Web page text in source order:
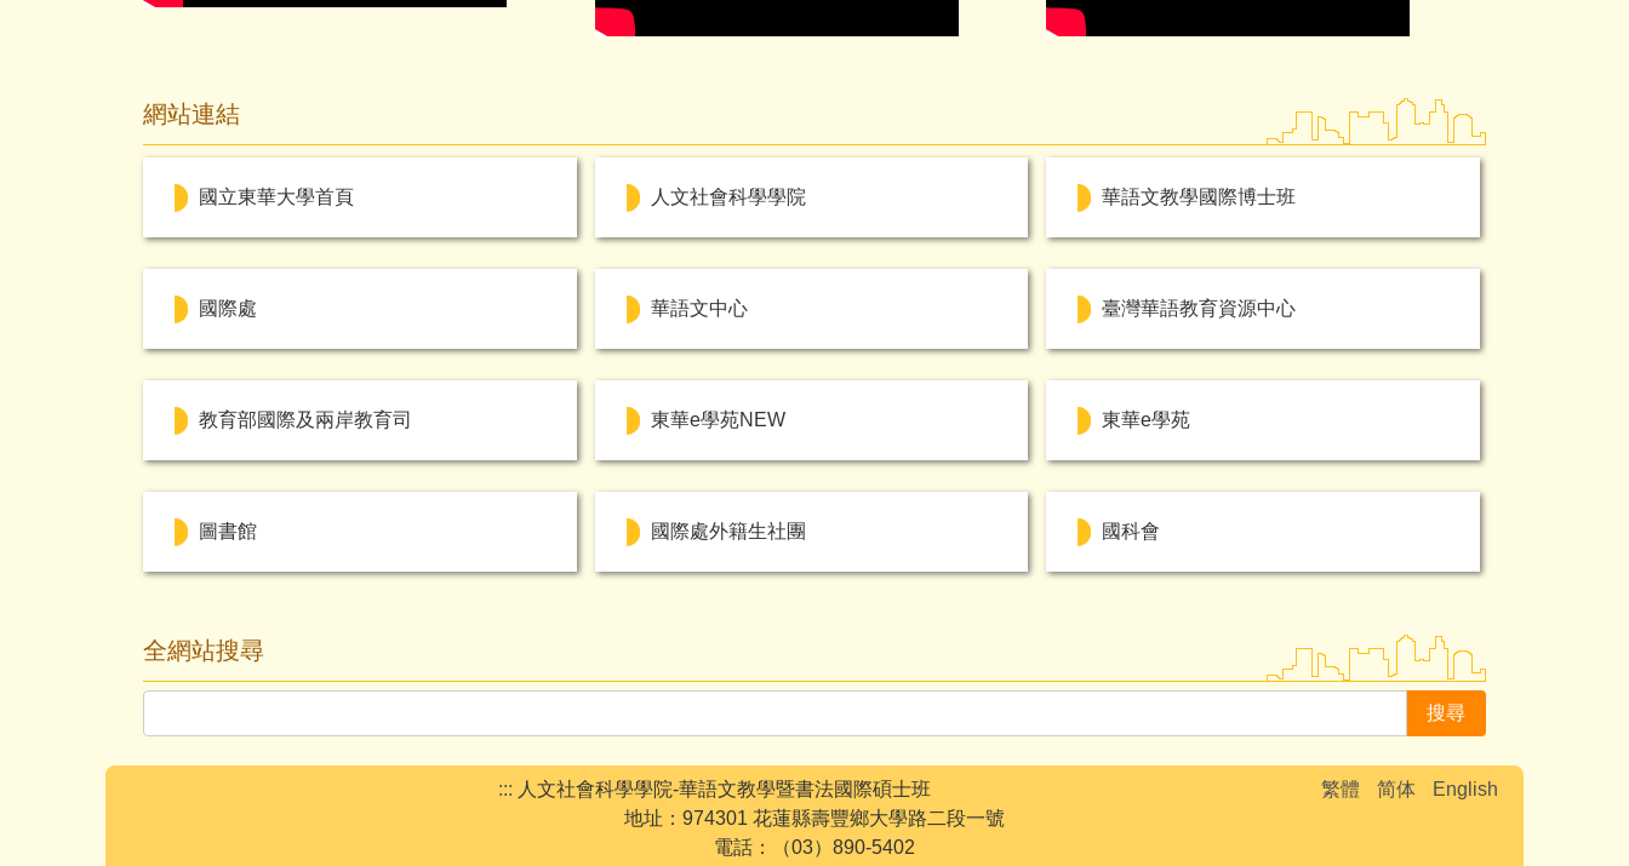
網站連結
國立東華大學首頁 人文社會科學學院 華語文教學國際博士班
國際處 華語文中心 臺灣華語教育資源中心
教育部國際及兩岸教育司 東華e學苑NEW 東華e學苑
圖書館 國際處外籍生社團 國科會
全網站搜尋
搜尋
繁體 简体 English
::: 人文社會科學學院-華語文教學暨書法國際碩士班
地址：974301 花蓮縣壽豐鄉大學路二段一號
電話：（03）890-5402